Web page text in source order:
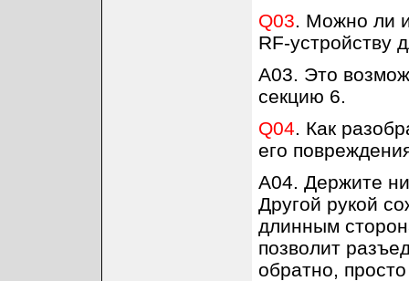
Q03. Можно ли
RF-устройству
A03. Это
секцию 6.
Q04. Как
его
A04. Держите
Другой рукой
длинным
позволит
обратно,